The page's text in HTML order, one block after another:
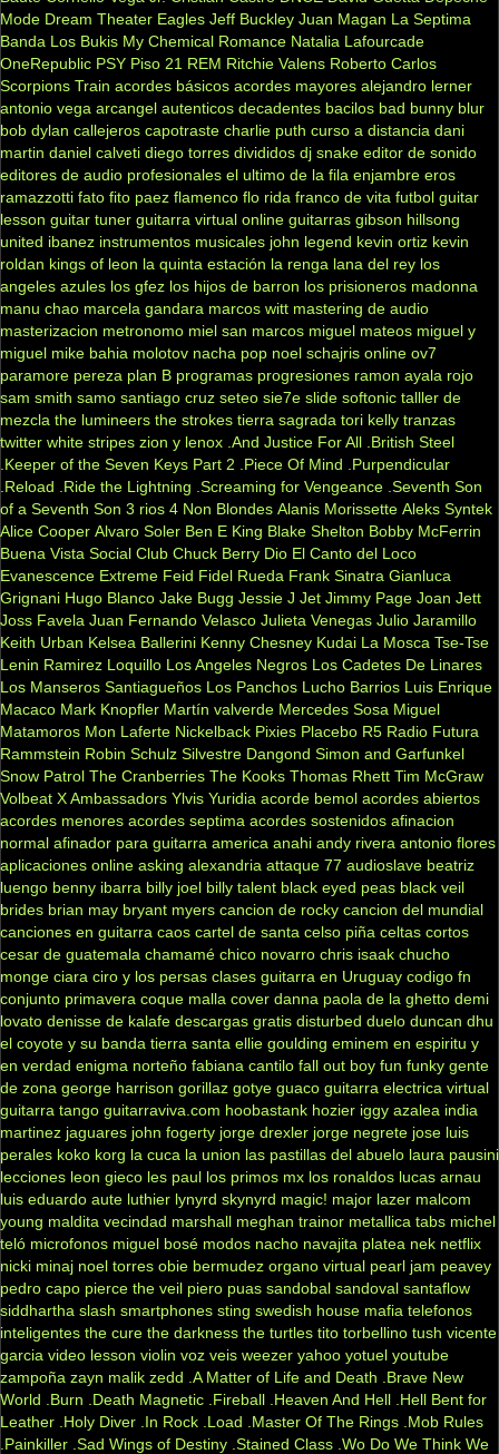
Mode Dream Theater Eagles Jeff Buckley Juan Magan La Septima
Banda Los Bukis My Chemical Romance Natalia Lafourcade
OneRepublic PSY Piso 21 REM Ritchie Valens Roberto Carlos
Scorpions Train acordes básicos acordes mayores alejandro lerner
antonio vega arcangel autenticos decadentes bacilos bad bunny blur
bob dylan callejeros capotraste charlie puth curso a distancia dani
martin daniel calveti diego torres divididos dj snake editor de sonido
editores de audio profesionales el ultimo de la fila enjambre eros
ramazzotti fato fito paez flamenco flo rida franco de vita futbol guitar
lesson guitar tuner guitarra virtual online guitarras gibson hillsong
united ibanez instrumentos musicales john legend kevin ortiz kevin
roldan kings of leon la quinta estación la renga lana del rey los
angeles azules los gfez los hijos de barron los prisioneros madonna
manu chao marcela gandara marcos witt mastering de audio
masterizacion metronomo miel san marcos miguel mateos miguel y
miguel mike bahia molotov nacha pop noel schajris online ov7
paramore pereza plan B programas progresiones ramon ayala rojo
sam smith samo santiago cruz seteo sie7e slide softonic talller de
mezcla the lumineers the strokes tierra sagrada tori kelly tranzas
twitter white stripes zion y lenox .And Justice For All .British Steel
.Keeper of the Seven Keys Part 2
.Piece Of Mind
.Purpendicular
.Reload
.Ride the Lightning .Screaming for Vengeance .Seventh Son
of a Seventh Son 3 rios 4 Non Blondes Alanis Morissette Aleks Syntek
Alice Cooper Alvaro Soler Ben E King Blake Shelton Bobby McFerrin
Buena Vista Social Club Chuck Berry Dio El Canto del Loco
Evanescence Extreme Feid Fidel Rueda Frank Sinatra Gianluca
Grignani Hugo Blanco Jake Bugg Jessie J Jet Jimmy Page Joan Jett
Joss Favela Juan Fernando Velasco Julieta Venegas Julio Jaramillo
Keith Urban Kelsea Ballerini Kenny Chesney Kudai La Mosca Tse-Tse
Lenin Ramirez Loquillo Los Angeles Negros Los Cadetes De Linares
Los Manseros Santiagueños Los Panchos Lucho Barrios Luis Enrique
Macaco Mark Knopfler Martín valverde Mercedes Sosa Miguel
Matamoros Mon Laferte Nickelback Pixies Placebo R5 Radio Futura
Rammstein Robin Schulz Silvestre Dangond Simon and Garfunkel
Snow Patrol The Cranberries The Kooks Thomas Rhett Tim McGraw
Volbeat X Ambassadors Ylvis Yuridia acorde bemol acordes abiertos
acordes menores acordes septima acordes sostenidos afinacion
normal afinador para guitarra america anahi andy rivera antonio flores
aplicaciones online asking alexandria attaque 77 audioslave beatriz
luengo benny ibarra billy joel billy talent black eyed peas black veil
brides brian may bryant myers cancion de rocky cancion del mundial
canciones en guitarra caos cartel de santa celso piña celtas cortos
cesar de guatemala chamamé chico novarro chris isaak chucho
monge ciara ciro y los persas clases guitarra en Uruguay codigo fn
conjunto primavera coque malla cover danna paola de la ghetto demi
lovato denisse de kalafe descargas gratis disturbed duelo duncan dhu
el coyote y su banda tierra santa ellie goulding eminem en espiritu y
en verdad enigma norteño fabiana cantilo fall out boy fun funky gente
de zona george harrison gorillaz gotye guaco guitarra electrica virtual
guitarra tango guitarraviva.com hoobastank hozier iggy azalea india
martinez jaguares john fogerty jorge drexler jorge negrete jose luis
perales koko korg la cuca la union las pastillas del abuelo laura pausini
lecciones leon gieco les paul los primos mx los ronaldos lucas arnau
luis eduardo aute luthier lynyrd skynyrd magic! major lazer malcom
young maldita vecindad marshall meghan trainor metallica tabs michel
teló microfonos miguel bosé modos nacho navajita platea nek netflix
nicki minaj noel torres obie bermudez organo virtual pearl jam peavey
pedro capo pierce the veil piero puas sandobal sandoval santaflow
siddhartha slash smartphones sting swedish house mafia telefonos
inteligentes the cure the darkness the turtles tito torbellino tush vicente
garcia video lesson violin voz veis weezer yahoo yotuel youtube
zampoña zayn malik zedd .A Matter of Life and Death
.Brave New
World
.Burn .Death Magnetic .Fireball .Heaven And Hell .Hell Bent for
Leather .Holy Diver .In Rock .Load .Master Of The Rings .Mob Rules
.Painkiller .Sad Wings of Destiny .Stained Class .Wo Do We Think We